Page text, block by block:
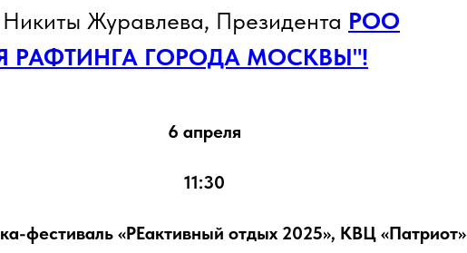
Никиты Журавлева, Президента РОО
РАФТИНГА ГОРОДА МОСКВЫ"!
6 апреля
11:30
фестиваль «РЕактивный отдых 2025», КВЦ «Патриот»